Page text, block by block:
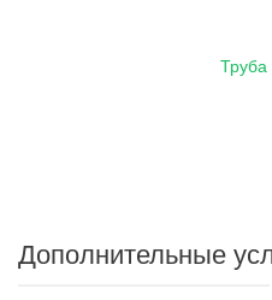
Труба
Дополнительные